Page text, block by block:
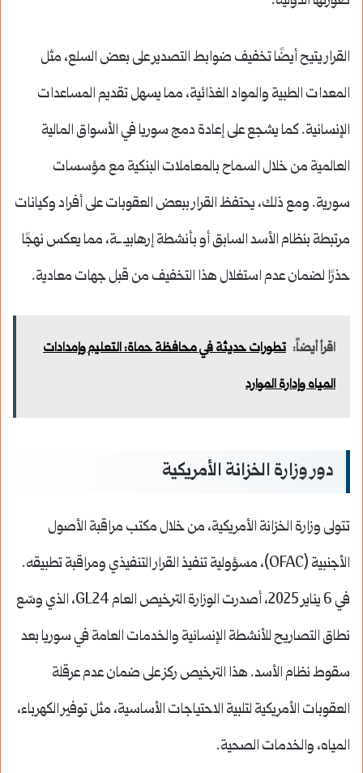
القرار يتيح أيضًا تخفيف ضوابط التصدير على بعض السلع، مثل
المعدات الطبية والمواد الغذائية، مما يسهل تقديم المساعدات
الإنسانية. كما يشجع على إعادة دمج سوريا في الأسواق المالية
العالمية من خلال السماح بالمعاملات البنكية مع مؤسسات
سورية. ومع ذلك، يحتفظ القرار ببعض العقوبات على أفراد وكيانات
مرتبطة بنظام الأسد السابق أو بأنشطة إرهابيـ.ـة، مما يعكس نهجًا
حذرًا لضمان عدم استغلال هذا التخفيف من قبل جهات معادية.
اقرأ أيضاً: تطورات حديثة في محافظة حماة: التعليم وإمدادات
المياه وإدارة الموارد
دور وزارة الخزانة الأمريكية
تتولى وزارة الخزانة الأمريكية، من خلال مكتب مراقبة الأصول
الأجنبية (OFAC)، مسؤولية تنفيذ القرار التنفيذي ومراقبة تطبيقه.
في 6 يناير 2025، أصدرت الوزارة الترخيص العام GL24، الذي وسّع
نطاق التصاريح للأنشطة الإنسانية والخدمات العامة في سوريا بعد
سقوط نظام الأسد. هذا الترخيص ركز على ضمان عدم عرقلة
العقوبات الأمريكية لتلبية الاحتياجات الأساسية، مثل توفير الكهرباء،
المياه، والخدمات الصحية.